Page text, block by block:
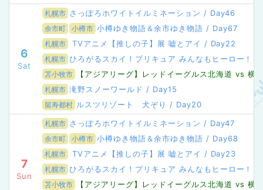
6
Sat
札幌市 さっぽろホワイトイルミネーション / Day46
余市町 小樽市 小樽ゆき物語＆余市ゆき物語 / Day67
札幌市 TVアニメ【推しの子】展 嘘とアイ / Day22
札幌市 ひろがるスカイ！プリキュア みんなもヒーロー！
苫小牧市 【アジアリーグ】レッドイーグルス北海道 vs 横
札幌市 滝野スノーワールド / Day15
留寿都村 ルスツリゾート 犬ぞり / Day20
7
Sun
札幌市 さっぽろホワイトイルミネーション / Day47
余市町 小樽市 小樽ゆき物語＆余市ゆき物語 / Day68
札幌市 TVアニメ【推しの子】展 嘘とアイ / Day23
札幌市 ひろがるスカイ！プリキュア みんなもヒーロー！
苫小牧市 【アジアリーグ】レッドイーグルス北海道 vs 横